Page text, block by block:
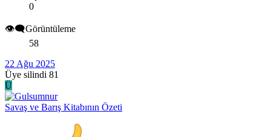
0
👁️‍🗨️Görüntüleme
58
22 Ağu 2025
Üye silindi 81
Ü
Savaş ve Barış Kitabının Özeti